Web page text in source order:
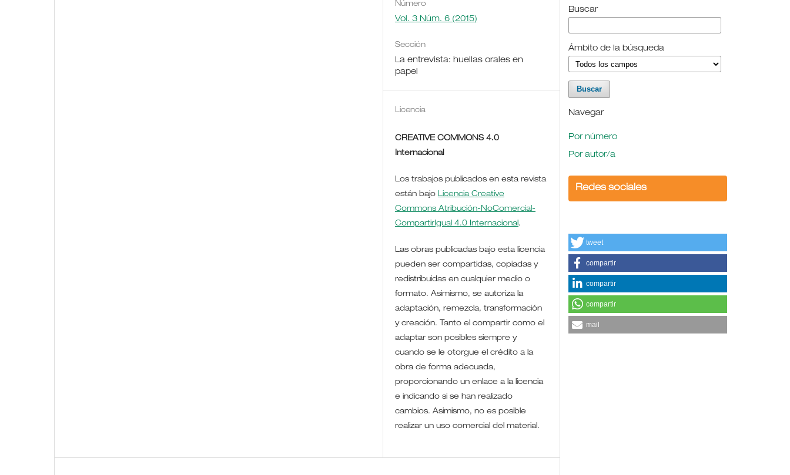
Número
Vol. 3 Núm. 6 (2015)
Sección
La entrevista: huellas orales en
papel
Licencia
CREATIVE COMMONS 4.0
Internacional
Los trabajos publicados en esta revista
están bajoLicencia Creative
Commons Atribución-NoComercial-
CompartirIgual 4.0 Internacional.
Las obras publicadas bajo esta licencia
pueden ser compartidas, copiadas y
redistribuidas en cualquier medio o
formato. Asimismo, se autoriza la
adaptación, remezcla, transformación
y creación. Tanto el compartir como el
adaptar son posibles siempre y
cuando se le otorgue el crédito a la
obra de forma adecuada,
proporcionando un enlace a la licencia
e indicando si se han realizado
cambios. Asimismo, no es posible
realizar un uso comercial del material.
Buscar
Ámbito de la búsqueda
Navegar
Por número
Por autor/a
Redes sociales
tweet
compartir
compartir
compartir
mail